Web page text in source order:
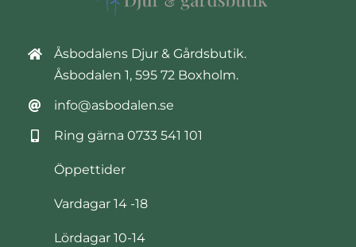
Åsbodalens Djur & Gårdsbutik.
Åsbodalen 1, 595 72 Boxholm.
info@asbodalen.se
Ring gärna 0733 541 101
Öppettider
Vardagar 14 -18
Lördagar 10-14